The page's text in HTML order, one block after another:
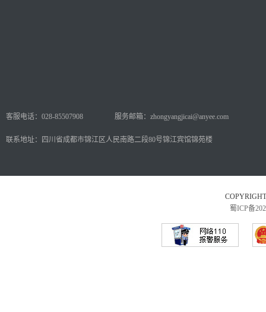
客服电话：028-85507908 服务邮箱：zhongyangjicai@anyee.com
联系地址：四川省成都市锦江区人民南路二段80号锦江宾馆锦苑楼
蜀ICP备